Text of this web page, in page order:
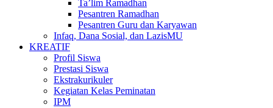
Ta’lim Ramadhan
Pesantren Ramadhan
Pesantren Guru dan Karyawan
Infaq, Dana Sosial, dan LazisMU
KREATIF
Profil Siswa
Prestasi Siswa
Ekstrakurikuler
Kegiatan Kelas Peminatan
IPM